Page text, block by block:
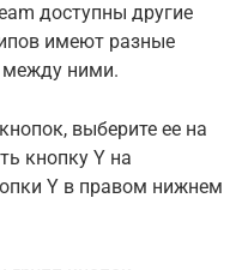
доступны другие
имеют разные
между ними.
выберите ее на
кнопку Y на
Y в правом нижнем